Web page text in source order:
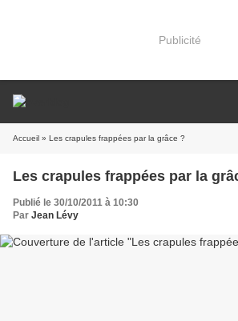
Publicité
Accueil » Les crapules frappées par la grâce ?
Les crapules frappées par la
Publié le 30/10/2011 à 10:30
Par Jean Lévy